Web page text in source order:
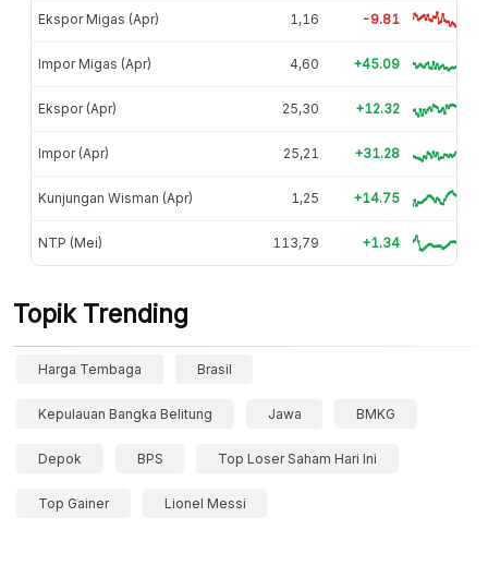
Ekspor Migas (Apr) 1,16 -9.81
Impor Migas (Apr) 4,60 +45.09
Ekspor (Apr) 25,30 +12.32
Impor (Apr) 25,21 +31.28
Kunjungan Wisman (Apr) 1,25 +14.75
NTP (Mei) 113,79 +1.34
Topik Trending
Harga Tembaga Brasil
Kepulauan Bangka Belitung Jawa BMKG
Depok BPS Top Loser Saham Hari Ini
Top Gainer Lionel Messi